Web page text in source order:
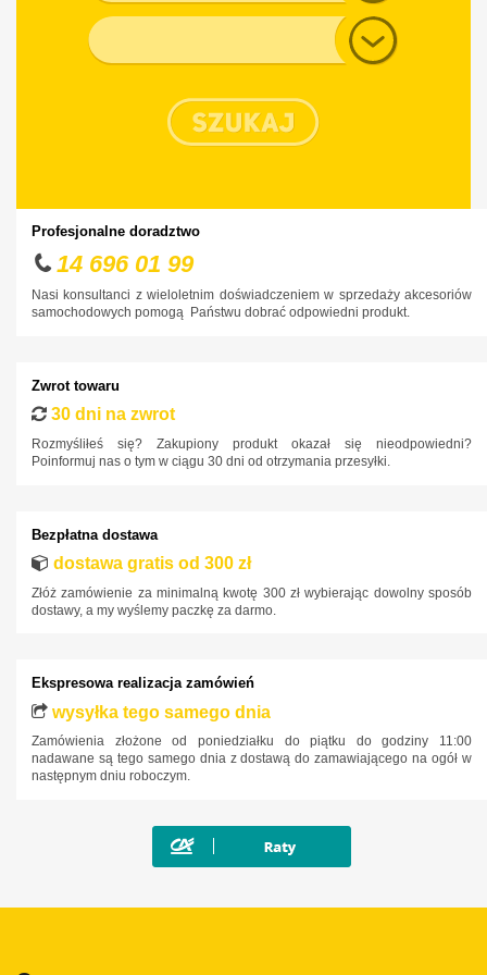
Chevrolet
Dodge
DS
Fiat
Isuzu
Jaguar
Jeep
Kia
Land Rover
Lexus
MAN
Maxus
Mercedes-Benz
Profesjonalne doradztwo
14 696 01 99
Nasi konsultanci z wieloletnim doświadczeniem w sprzedaży akcesoriów
samochodowych pomogą Państwu dobrać odpowiedni produkt.
Zwrot towaru
30 dni na zwrot
Rozmyśliłeś się? Zakupiony produkt okazał się nieodpowiedni?
Poinformuj nas o tym w ciągu 30 dni od otrzymania przesyłki.
Bezpłatna dostawa
dostawa gratis od 300 zł
Złóż zamówienie za minimalną kwotę 300 zł wybierając dowolny sposób
dostawy, a my wyślemy paczkę za darmo.
Ekspresowa realizacja zamówień
wysyłka tego samego dnia
Zamówienia złożone od poniedziałku do piątku do godziny 11:00
nadawane są tego samego dnia z dostawą do zamawiającego na ogół w
następnym dniu roboczym.